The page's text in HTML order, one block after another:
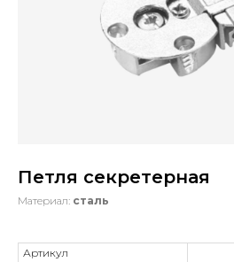
Петля секретерная
Материал: сталь
Артикул